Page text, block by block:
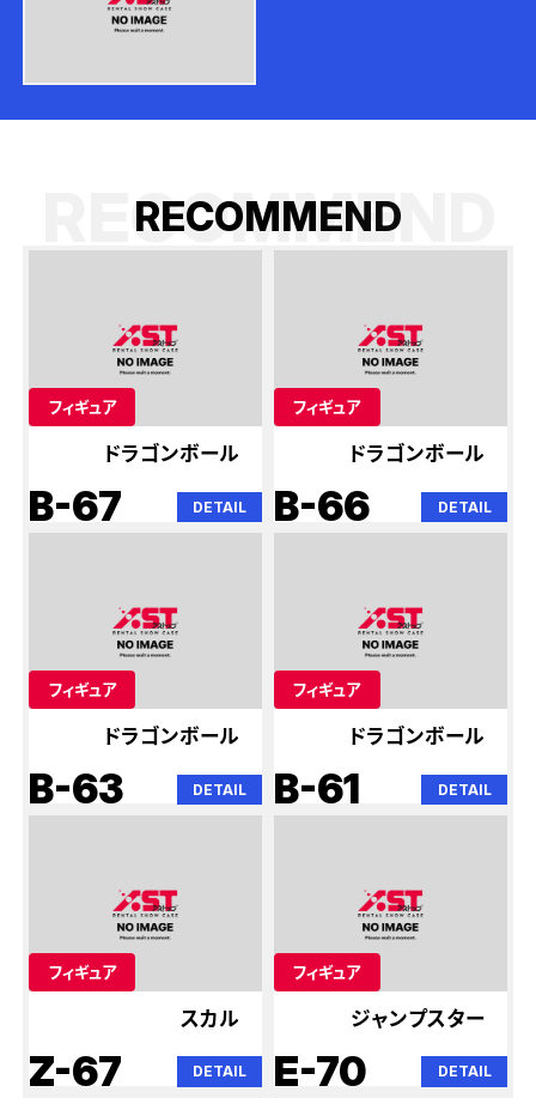
RECOMMEND
RECOMMEND
フィギュア
ドラゴンボール
B-67 DETAIL
フィギュア
ドラゴンボール
B-66 DETAIL
フィギュア
ドラゴンボール
B-63 DETAIL
フィギュア
ドラゴンボール
B-61 DETAIL
フィギュア
スカル
Z-67 DETAIL
フィギュア
ジャンプスター
E-70 DETAIL